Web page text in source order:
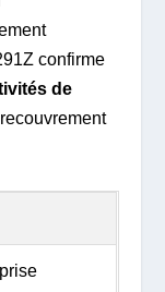
confirme
de